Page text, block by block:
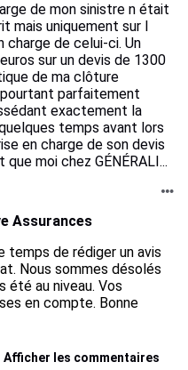
de mon sinistre n était
mais uniquement sur l
charge de celui-ci. Un
sur un devis de 1300
de ma clôture
parfaitement
exactement la
temps avant lors
en charge de son devis
moi chez GÉNÉRALI...
Assurances
temps de rédiger un avis
Nous sommes désolés
été au niveau. Vos
en compte. Bonne
Afficher les commentaires